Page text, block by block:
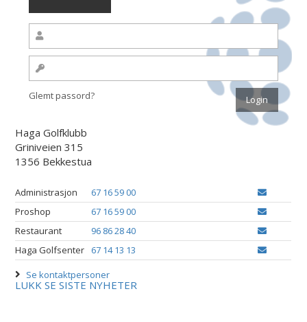
Glemt passord?
Haga Golfklubb
Griniveien 315
1356 Bekkestua
Administrasjon
67 16 59 00
Proshop
67 16 59 00
Restaurant
96 86 28 40
Haga Golfsenter
67 14 13 13
Se kontaktpersoner
LUKK SE SISTE NYHETER